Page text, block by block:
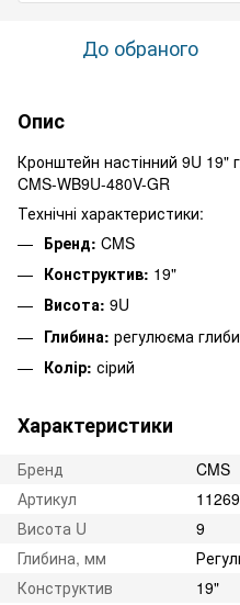
До обраного
Опис
Кронштейн настінний 9U 19"
CMS-WB9U-480V-GR
Технічні характеристики:
Бренд: CMS
Конструктив: 19"
Висота: 9U
Глибина: регулюєма
Колір: сірий
Характеристики
Бренд
CMS
Артикул
11269
Висота U
9
Глибина, мм
Конструктив
19"